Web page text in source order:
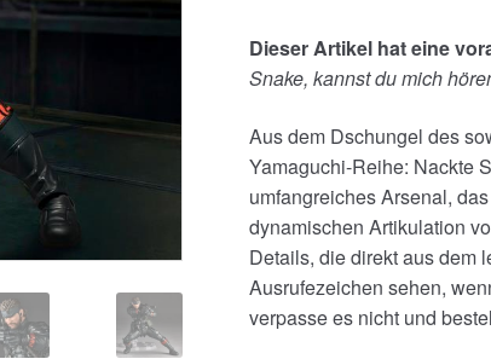
Dieser Artikel hat eine
Snake, kannst du mich
Aus dem Dschungel des
Yamaguchi-Reihe: Nackte
umfangreiches Arsenal,
dynamischen Artikulation
Details, die direkt aus dem
Ausrufezeichen sehen,
verpasse es nicht und